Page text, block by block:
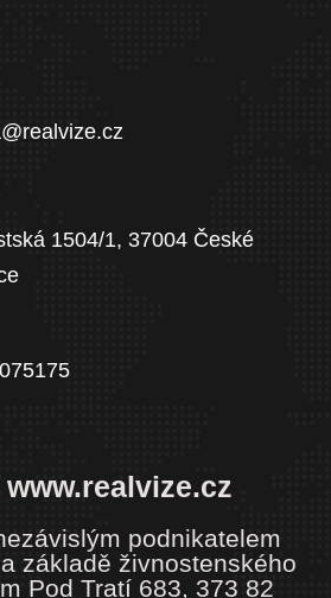
1504/1, 37004 České
podnikatelem
základě živnostenského
Pod Tratí 683, 373 82